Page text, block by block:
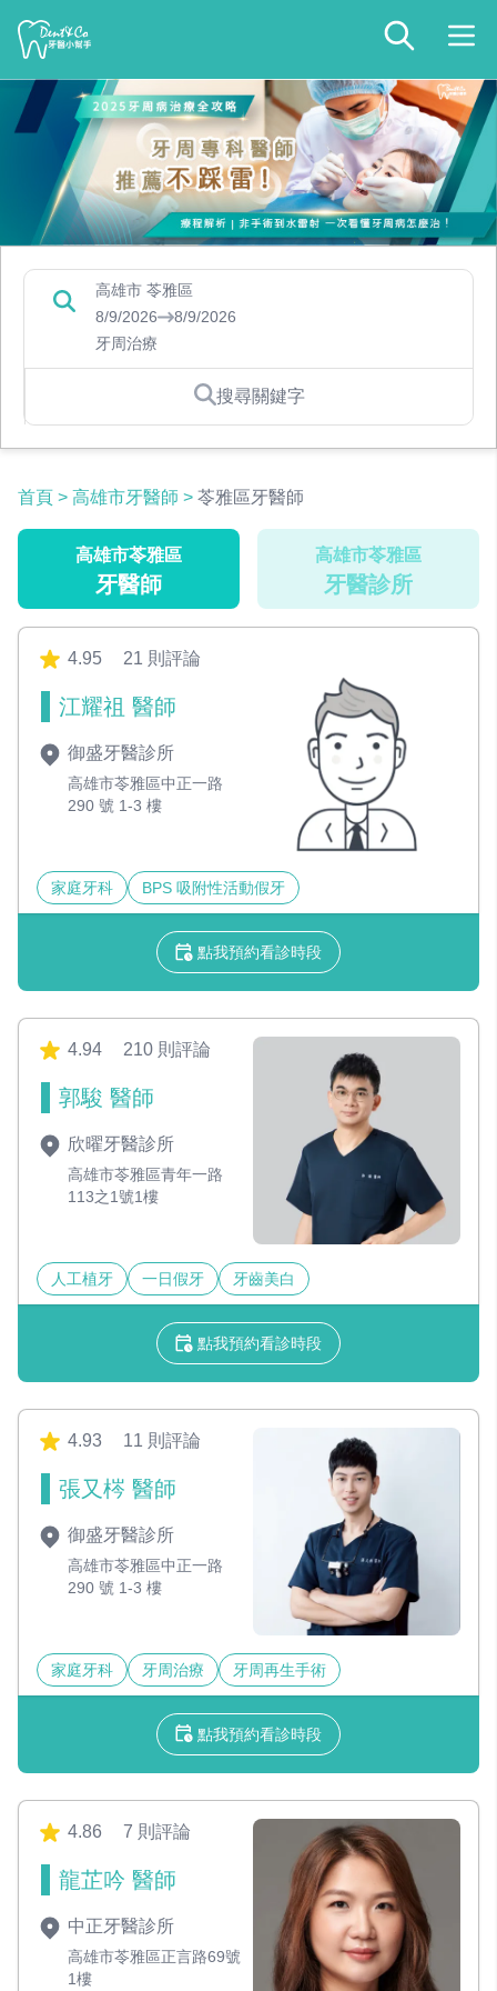
高雄市 苓雅區
8/9/2026
8/9/2026
牙周治療
搜尋關鍵字
首頁 > 高雄市牙醫師 > 苓雅區牙醫師
高雄市苓雅區
牙醫師
高雄市苓雅區
牙醫診所
4.95 21 則評論
江耀祖 醫師
御盛牙醫診所
高雄市苓雅區中正一路
290 號 1-3 樓
家庭牙科 BPS 吸附性活動假牙
點我預約看診時段
4.94 210 則評論
郭駿 醫師
欣曜牙醫診所
高雄市苓雅區青年一路
113之1號1樓
人工植牙 一日假牙 牙齒美白
點我預約看診時段
4.93 11 則評論
張又梣 醫師
御盛牙醫診所
高雄市苓雅區中正一路
290 號 1-3 樓
家庭牙科 牙周治療 牙周再生手術
點我預約看診時段
4.86 7 則評論
龍芷吟 醫師
中正牙醫診所
高雄市苓雅區正言路69號
1樓